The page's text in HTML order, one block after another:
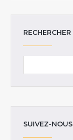
RECHERCHER
SUIVEZ-NOUS